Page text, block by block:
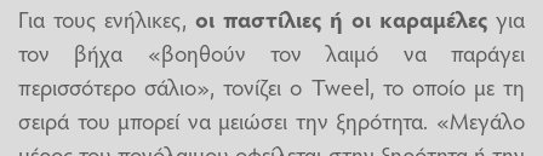
Για τους ενήλικες, οι παστίλιες ή οι καραμέλες για
τον βήχα «βοηθούν τον λαιμό να παράγει
περισσότερο σάλιο», τονίζει ο Tweel, το οποίο με τη
σειρά του μπορεί να μειώσει την ξηρότητα. «Μεγάλο